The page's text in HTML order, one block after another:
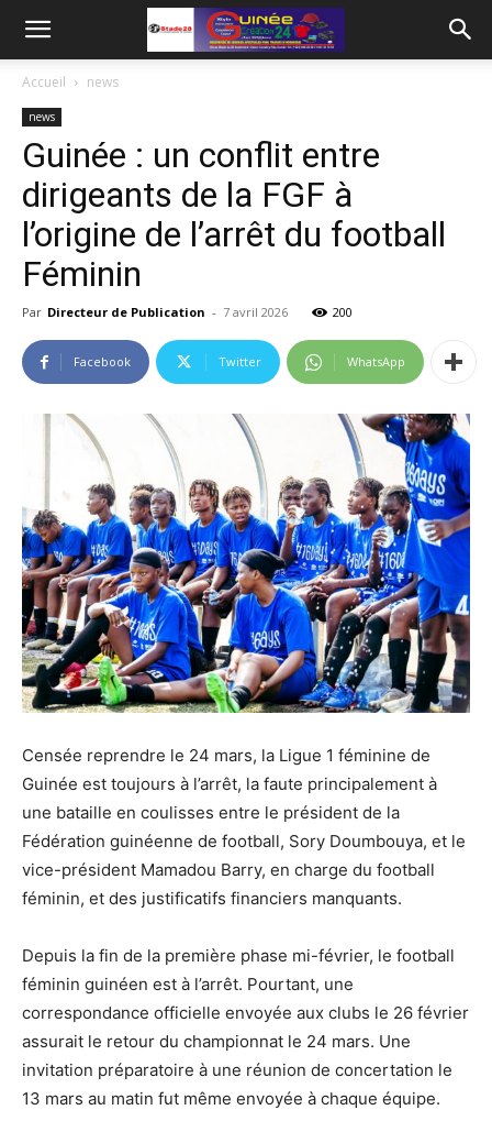
Accueil news
news
Guinée : un conflit entre
dirigeants de la FGF à
l’origine de l’arrêt du football
Féminin
Par Directeur de Publication - 7 avril 2026 200
Facebook Twitter WhatsApp
Censée reprendre le 24 mars, la Ligue 1 féminine de
Guinée est toujours à l’arrêt, la faute principalement à
une bataille en coulisses entre le président de la
Fédération guinéenne de football, Sory Doumbouya, et le
vice-président Mamadou Barry, en charge du football
féminin, et des justificatifs financiers manquants.
Depuis la fin de la première phase mi-février, le football
féminin guinéen est à l’arrêt. Pourtant, une
correspondance officielle envoyée aux clubs le 26 février
assurait le retour du championnat le 24 mars. Une
invitation préparatoire à une réunion de concertation le
13 mars au matin fut même envoyée à chaque équipe.